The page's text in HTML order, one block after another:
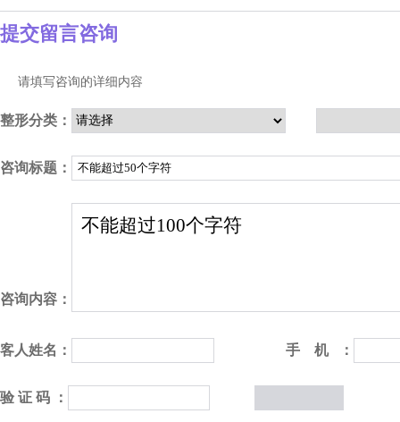
提交留言咨询
请填写咨询的详细内容
整形分类：
咨询标题：
咨询内容：
客人姓名： 手 机 ：
验 证 码 ：